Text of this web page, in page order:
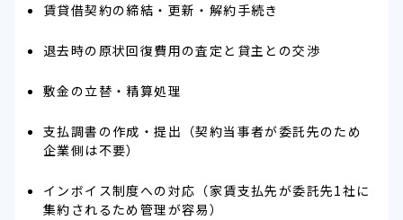
賃貸借契約の締結・更新・解約手続き
退去時の原状回復費用の査定と貸主との交渉
敷金の立替・精算処理
支払調書の作成・提出（契約当事者が委託先のため
企業側は不要）
インボイス制度への対応（家賃支払先が委託先1社に
集約されるため管理が容易）